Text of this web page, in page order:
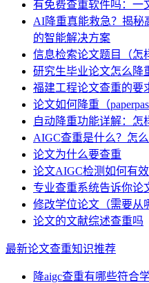
有免费查重软件吗：一
AI降重真能救急？揭秘
的智能解决方案
信息检索论文题目（怎
研究生毕业论文怎么降
福建工程论文查重的要
论文如何降重（
自动降重功能详解：怎
AIGC查重是什么？怎
论文为什么要查重
论文AIGC检测如何有
专业查重系统告诉你论
修改学位论文（需要从
论文的文献综述查重吗
最新论文查重知识推荐
降aigc查重有哪些符合